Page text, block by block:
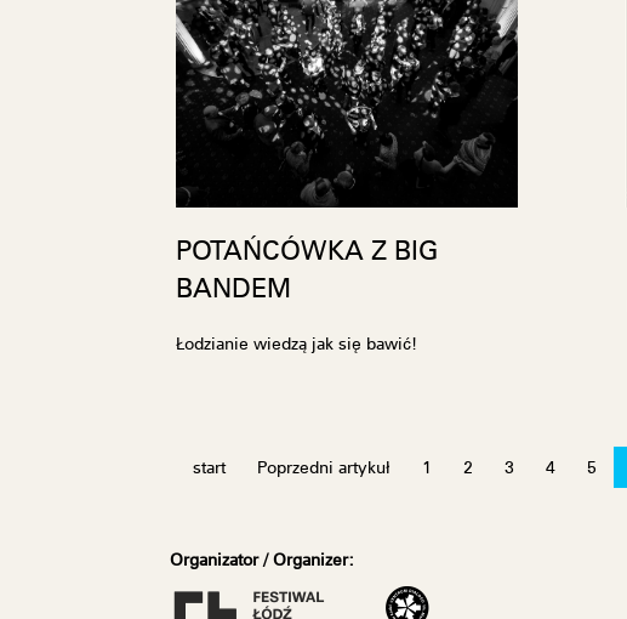
POTAŃCÓWKA Z BIG
BANDEM
Łodzianie wiedzą jak się bawić!
start Poprzedni artykuł 1 2 3 4 5
Organizator / Organizer: